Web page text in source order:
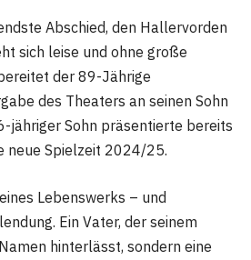
Abschied, den Hallervorden
sich leise und ohne große
der 89-Jährige
des Theaters an seinen Sohn
jähriger Sohn präsentierte bereits
neue Spielzeit 2024/25.
Lebenswerks – und
Ein Vater, der seinem
hinterlässt, sondern eine